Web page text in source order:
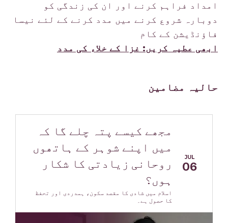
امداد فراہم کرنے اور ان کی زندگی کو
دوبارہ شروع کرنے میں مدد کرنے کے لئے نیسا
فاؤنڈیشن کے کام
ابھی عطیہ کریں: غزا کے خلاء کی مدد
حالیہ مضامین
06
مجھے کیسے پتہ چلے گا کہ
میں اپنے شوہر کے ہاتھوں
روحانی زیادتی کا شکار
ہوں؟
اسلام میں شادی کا مقصد سکون، ہمدردی اور تحفظ
کا حصول ہے۔